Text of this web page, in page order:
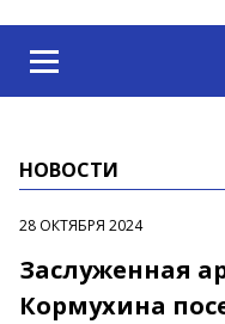
НОВОСТИ
28 ОКТЯБРЯ 2024
Заслуженная
Кормухина